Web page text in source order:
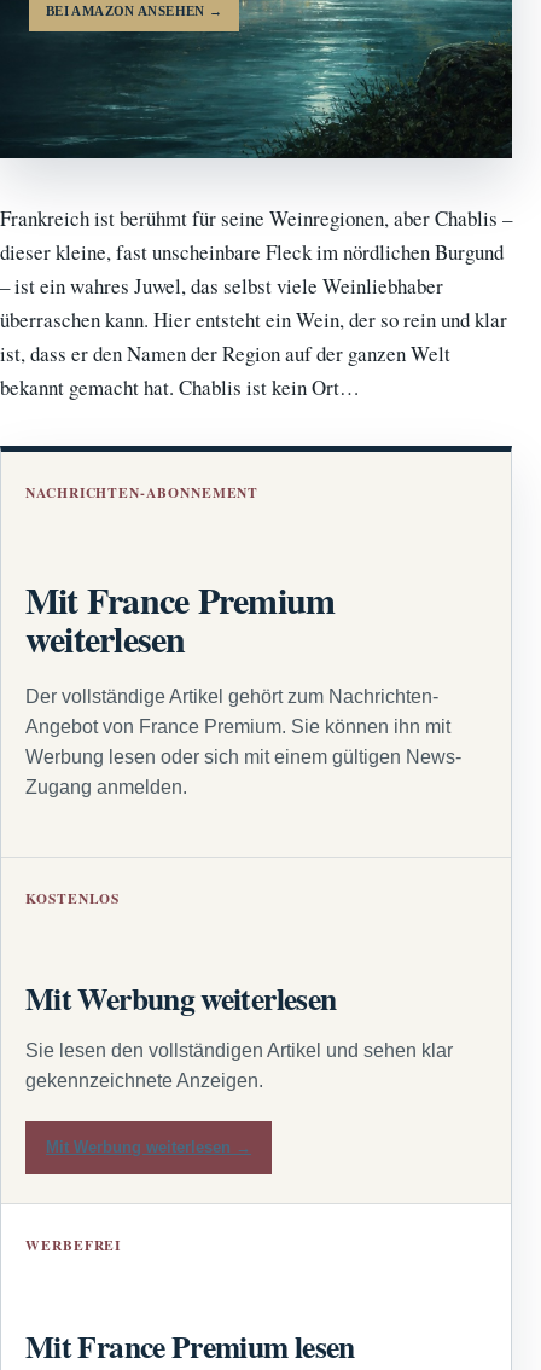
BEI AMAZON ANSEHEN →
Frankreich ist berühmt für seine Weinregionen, aber Chablis –
dieser kleine, fast unscheinbare Fleck im nördlichen Burgund
– ist ein wahres Juwel, das selbst viele Weinliebhaber
überraschen kann. Hier entsteht ein Wein, der so rein und klar
ist, dass er den Namen der Region auf der ganzen Welt
bekannt gemacht hat. Chablis ist kein Ort…
NACHRICHTEN-ABONNEMENT
Mit France Premium
weiterlesen
Der vollständige Artikel gehört zum Nachrichten-
Angebot von France Premium. Sie können ihn mit
Werbung lesen oder sich mit einem gültigen News-
Zugang anmelden.
KOSTENLOS
Mit Werbung weiterlesen
Sie lesen den vollständigen Artikel und sehen klar
gekennzeichnete Anzeigen.
Mit Werbung weiterlesen →
WERBEFREI
Mit France Premium lesen